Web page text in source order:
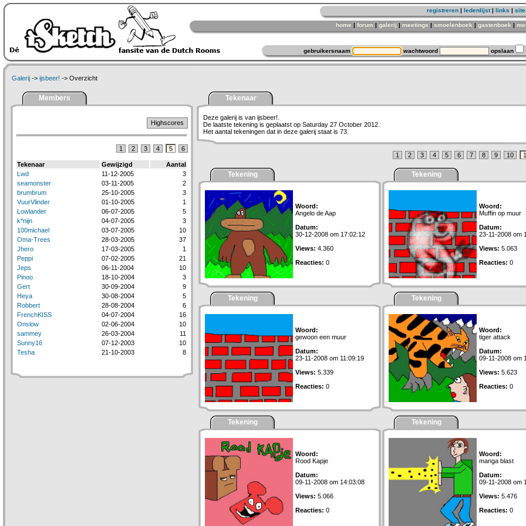
registreren | ledenlijst| links |
home | forum | galerij | meetings | smoelenboek | gastenboek |
gebruikersnaam wachtwoord opslaan
Galerij -> ijsbeer! -> Overzicht
Members
Highscores
1 2 3 4 5 6
Tekenaar Gewijzigd
Aantal
Lwd
11-12-2005
3
seamonster
03-11-2005
2
brumbrum
25-10-2005
3
VuurVlinder
01-10-2005
1
Lowlander
06-07-2005
5
k*nijn
04-07-2005
3
100michael
03-07-2005
10
Oma-Trees
28-03-2005
37
Jhero
17-03-2005
1
Peppi
07-02-2005
21
Jeps
06-11-2004
10
Pinoo
18-10-2004
3
Gert
30-09-2004
9
Heya
30-08-2004
5
Robbert
28-08-2004
6
FrenchKISS
04-07-2004
16
Onslow
02-06-2004
10
sammey
26-03-2004
11
Sunny16
07-12-2003
10
Tesha
21-10-2003 8
Tekenaar
Deze galerij is van ijsbeer!.
De laatste tekening is geplaatst op Saturday 27 October 2012.
Het aantal tekeningen dat in deze galerij staat is 73.
1 2 3 4 5 6 7 8 9 10
Tekening
Woord:
Angelo de Aap
Datum:
30-12-2008 om 17:02:12
Views: 4.360
Reacties: 0
Tekening
Woord:
Muffin op muur
Datum:
23-11-2008 om
Views: 5.063
Reacties: 0
Tekening
Woord:
gewoon een muur
Datum:
23-11-2008 om 11:09:19
Views: 5.339
Reacties: 0
Tekening
Woord:
tiger attack
Datum:
09-11-2008 om
Views: 5.623
Reacties: 0
Tekening
Woord:
Rood Kapje
Datum:
09-11-2008 om 14:03:08
Views: 5.066
Reacties: 0
Tekening
Woord:
manga blast
Datum:
09-11-2008 om
Views: 5.476
Reacties: 0